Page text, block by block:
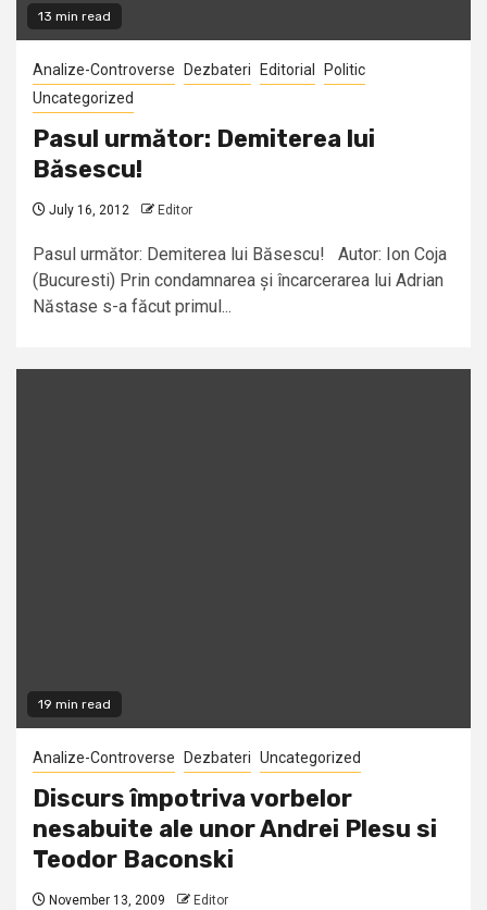
13 min read
Analize-Controverse Dezbateri Editorial
Politic
Uncategorized
Pasul următor: Demiterea lui
Băsescu!
July 16, 2012 Editor
Pasul următor: Demiterea lui Băsescu! Autor: Ion Coja
(Bucuresti) Prin condamnarea și încarcerarea lui Adrian
Năstase s-a făcut primul...
19 min read
Analize-Controverse Dezbateri Uncategorized
Discurs împotriva vorbelor
nesabuite ale unor Andrei Plesu si
Teodor Baconski
November 13, 2009 Editor